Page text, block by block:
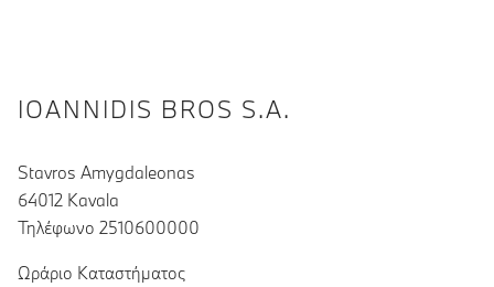
IOANNIDIS BROS S.A.
Stavros Amygdaleonas
64012 Kavala
Τηλέφωνο 2510600000
Ωράριο Καταστήματος